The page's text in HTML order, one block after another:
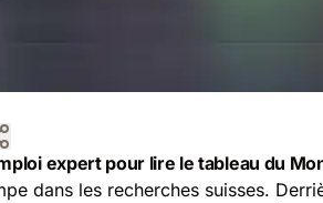
expert pour lire le tableau du
dans les recherches suisses.